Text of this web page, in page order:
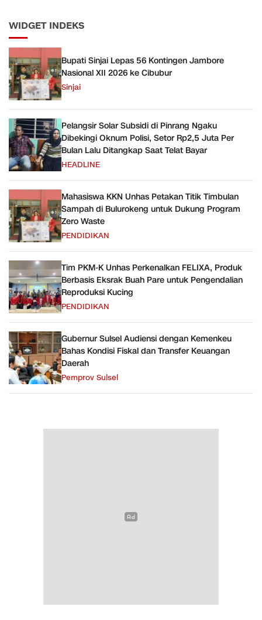
WIDGET INDEKS
Bupati Sinjai Lepas 56 Kontingen Jambore
Nasional XII 2026 ke Cibubur
Sinjai
Pelangsir Solar Subsidi di Pinrang Ngaku
Dibekingi Oknum Polisi, Setor Rp2,5 Juta Per
Bulan Lalu Ditangkap Saat Telat Bayar
HEADLINE
Mahasiswa KKN Unhas Petakan Titik Timbulan
Sampah di Bulurokeng untuk Dukung Program
Zero Waste
PENDIDIKAN
Tim PKM-K Unhas Perkenalkan FELIXA, Produk
Berbasis Eksrak Buah Pare untuk Pengendalian
Reproduksi Kucing
PENDIDIKAN
Gubernur Sulsel Audiensi dengan Kemenkeu
Bahas Kondisi Fiskal dan Transfer Keuangan
Daerah
Pemprov Sulsel